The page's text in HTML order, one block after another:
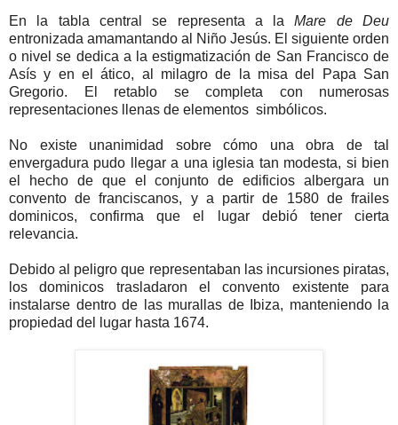
En la tabla central se representa a laMare de Deu
entronizada amamantando al Niño Jesús. El siguiente orden
o nivel se dedica a la estigmatización de San Francisco de
Asís y en el ático, al milagro de la misa del Papa San
Gregorio. El retablo se completa con numerosas
representaciones llenas de elementos simbólicos.
No existe unanimidad sobre cómo una obra de tal
envergadura pudo llegar a una iglesia tan modesta, si bien
el hecho de que el conjunto de edificios albergara un
convento de franciscanos, y a partir de 1580 de frailes
dominicos, confirma que el lugar debió tener cierta
relevancia.
Debido al peligro que representaban las incursiones piratas,
los dominicos trasladaron el convento existente para
instalarse dentro de las murallas de Ibiza, manteniendo la
propiedad del lugar hasta 1674.